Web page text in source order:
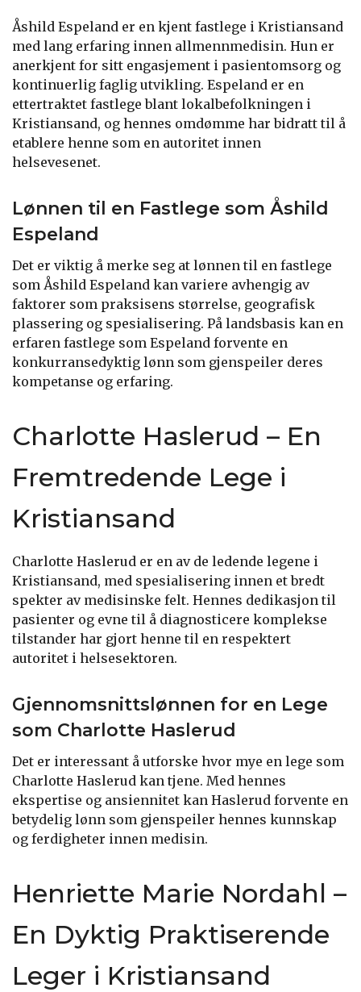
Åshild Espeland er en kjent fastlege i Kristiansand
med lang erfaring innen allmennmedisin. Hun er
anerkjent for sitt engasjement i pasientomsorg og
kontinuerlig faglig utvikling. Espeland er en
ettertraktet fastlege blant lokalbefolkningen i
Kristiansand, og hennes omdømme har bidratt til å
etablere henne som en autoritet innen
helsevesenet.
Lønnen til en Fastlege som Åshild
Espeland
Det er viktig å merke seg at lønnen til en fastlege
som Åshild Espeland kan variere avhengig av
faktorer som praksisens størrelse, geografisk
plassering og spesialisering. På landsbasis kan en
erfaren fastlege som Espeland forvente en
konkurransedyktig lønn som gjenspeiler deres
kompetanse og erfaring.
Charlotte Haslerud – En
Fremtredende Lege i
Kristiansand
Charlotte Haslerud er en av de ledende legene i
Kristiansand, med spesialisering innen et bredt
spekter av medisinske felt. Hennes dedikasjon til
pasienter og evne til å diagnosticere komplekse
tilstander har gjort henne til en respektert
autoritet i helsesektoren.
Gjennomsnittslønnen for en Lege
som Charlotte Haslerud
Det er interessant å utforske hvor mye en lege som
Charlotte Haslerud kan tjene. Med hennes
ekspertise og ansiennitet kan Haslerud forvente en
betydelig lønn som gjenspeiler hennes kunnskap
og ferdigheter innen medisin.
Henriette Marie Nordahl –
En Dyktig Praktiserende
Leger i Kristiansand